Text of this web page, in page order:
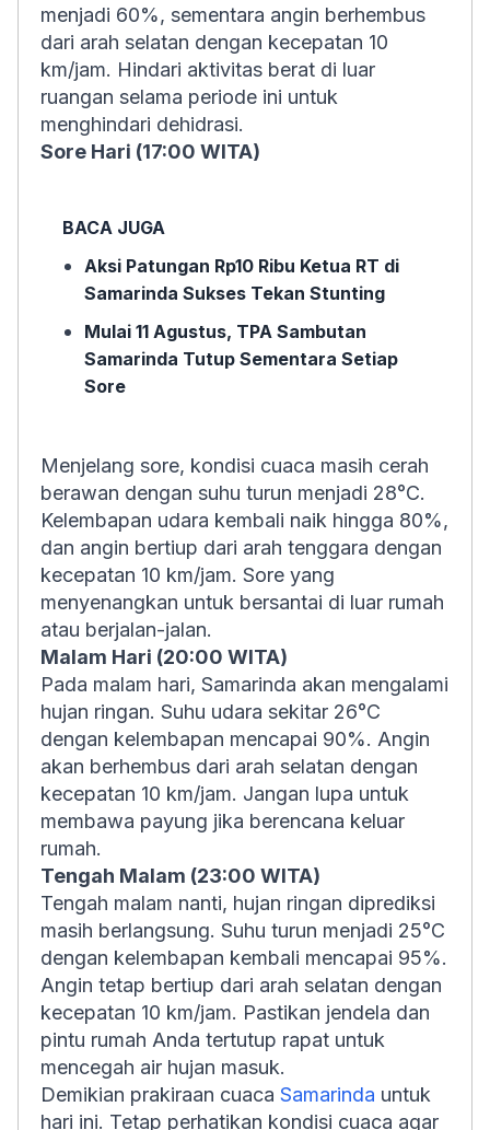
menjadi 60%, sementara angin berhembus
dari arah selatan dengan kecepatan 10
km/jam. Hindari aktivitas berat di luar
ruangan selama periode ini untuk
menghindari dehidrasi.
Sore Hari (17:00 WITA)
BACA JUGA
Aksi Patungan Rp10 Ribu Ketua RT di
Samarinda Sukses Tekan Stunting
Mulai 11 Agustus, TPA Sambutan
Samarinda Tutup Sementara Setiap
Sore
Menjelang sore, kondisi cuaca masih cerah
berawan dengan suhu turun menjadi 28°C.
Kelembapan udara kembali naik hingga 80%,
dan angin bertiup dari arah tenggara dengan
kecepatan 10 km/jam. Sore yang
menyenangkan untuk bersantai di luar rumah
atau berjalan-jalan.
Malam Hari (20:00 WITA)
Pada malam hari, Samarinda akan mengalami
hujan ringan. Suhu udara sekitar 26°C
dengan kelembapan mencapai 90%. Angin
akan berhembus dari arah selatan dengan
kecepatan 10 km/jam. Jangan lupa untuk
membawa payung jika berencana keluar
rumah.
Tengah Malam (23:00 WITA)
Tengah malam nanti, hujan ringan diprediksi
masih berlangsung. Suhu turun menjadi 25°C
dengan kelembapan kembali mencapai 95%.
Angin tetap bertiup dari arah selatan dengan
kecepatan 10 km/jam. Pastikan jendela dan
pintu rumah Anda tertutup rapat untuk
mencegah air hujan masuk.
Demikian prakiraan cuaca Samarinda untuk
hari ini. Tetap perhatikan kondisi cuaca agar